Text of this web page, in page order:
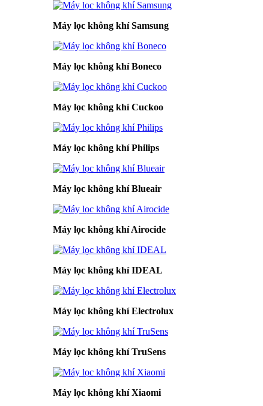
Máy lọc không khí Samsung
Máy lọc không khí Boneco
Máy lọc không khí Cuckoo
Máy lọc không khí Philips
Máy lọc không khí Blueair
Máy lọc không khí Airocide
Máy lọc không khí IDEAL
Máy lọc không khí Electrolux
Máy lọc không khí TruSens
Máy lọc không khí Xiaomi